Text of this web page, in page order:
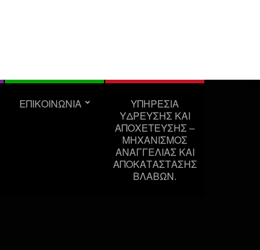
ΕΠΙΚΟΙΝΩΝΙΑ
ΥΠΗΡΕΣΊΑ
ΎΔΡΕΥΣΗΣ ΚΑΙ
ΑΠΟΧΈΤΕΥΣΗΣ –
ΜΗΧΑΝΙΣΜΌΣ
ΑΝΑΓΓΕΛΊΑΣ ΚΑΙ
ΑΠΟΚΑΤΆΣΤΑΣΗΣ
ΒΛΑΒΏΝ.